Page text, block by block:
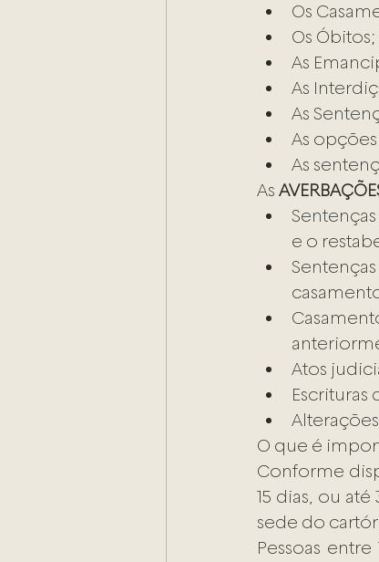
Os
Os Óbitos;
As
As
As
As
As
As
e o
Atos
Escrituras
O que é
Conforme
15 dias, ou
sede do
Pessoas